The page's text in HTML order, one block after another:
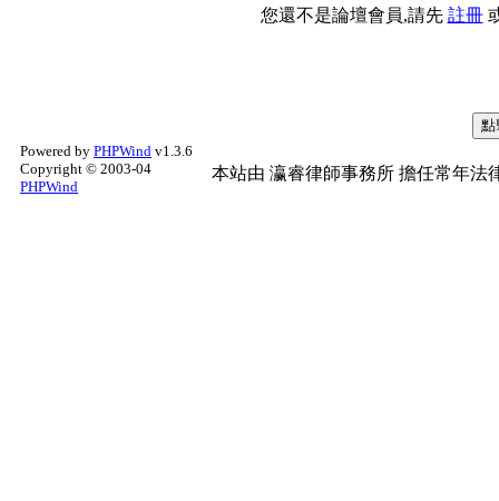
您還不是論壇會員,請先 註冊
Powered by PHPWind v1.3.6
Copyright © 2003-04
PHPWind
本站由 瀛睿律師事務所 擔任常年法